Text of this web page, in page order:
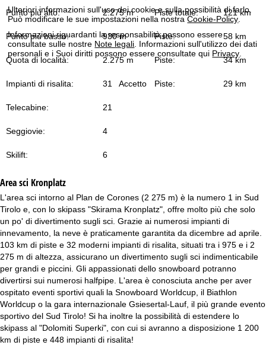
Ulteriori informazioni sull'uso dei cookie e sulla possibilità di farlo.
Può modificare le sue impostazioni nella nostraCookie-Policy.
Informazioni riguardanti la responsabilità possono essere
consultate sulle nostre Note legali. Informazioni sull'utilizzo dei dati
personali e i Suoi diritti possono essere consultate qui Privacy.
Accetto
p
a
e
Punto più alto: 2.275 m Piste totale: 121 km
Punto più basso: 930 m Piste: 58 km
Quota di località: 2.275 m Piste: 34 km
Impianti di risalita: 31 Piste: 29 km
Telecabine: 21
Seggiovie: 4
Skilift: 6
Area sci Kronplatz
L'area sci intorno al Plan de Corones (2 275 m) è la numero 1 in Sud
Tirolo e, con lo skipass "Skirama Kronplatz", offre molto più che solo
un po' di divertimento sugli sci. Grazie ai numerosi impianti di
innevamento, la neve è praticamente garantita da dicembre ad aprile.
103 km di piste e 32 moderni impianti di risalita, situati tra i 975 e i 2
275 m di altezza, assicurano un divertimento sugli sci indimenticabile
per grandi e piccini. Gli appassionati dello snowboard potranno
divertirsi sui numerosi halfpipe. L'area è conosciuta anche per aver
ospitato eventi sportivi quali la Snowboard Worldcup, il Biathlon
Worldcup o la gara internazionale Gsiesertal-Lauf, il più grande evento
sportivo del Sud Tirolo! Si ha inoltre la possibilità di estendere lo
skipass al "Dolomiti Superki", con cui si avranno a disposizione 1 200
km di piste e 448 impianti di risalita!